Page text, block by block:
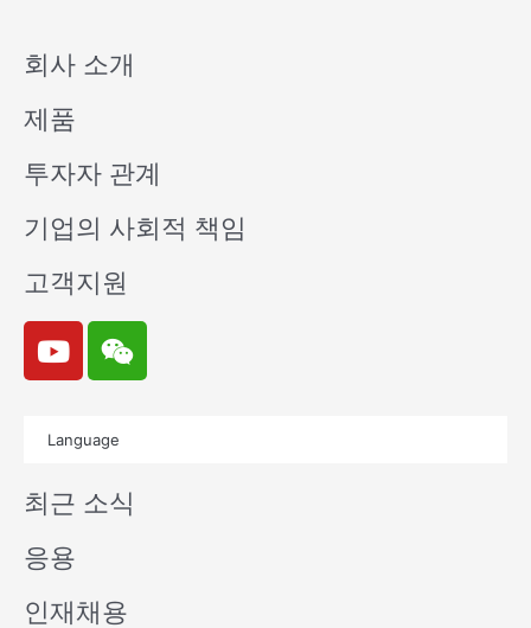
회사 소개
제품
투자자 관계
기업의 사회적 책임
고객지원
Y
o
u
e
W
e
i
n
Language
최근 소식
응용
인재채용